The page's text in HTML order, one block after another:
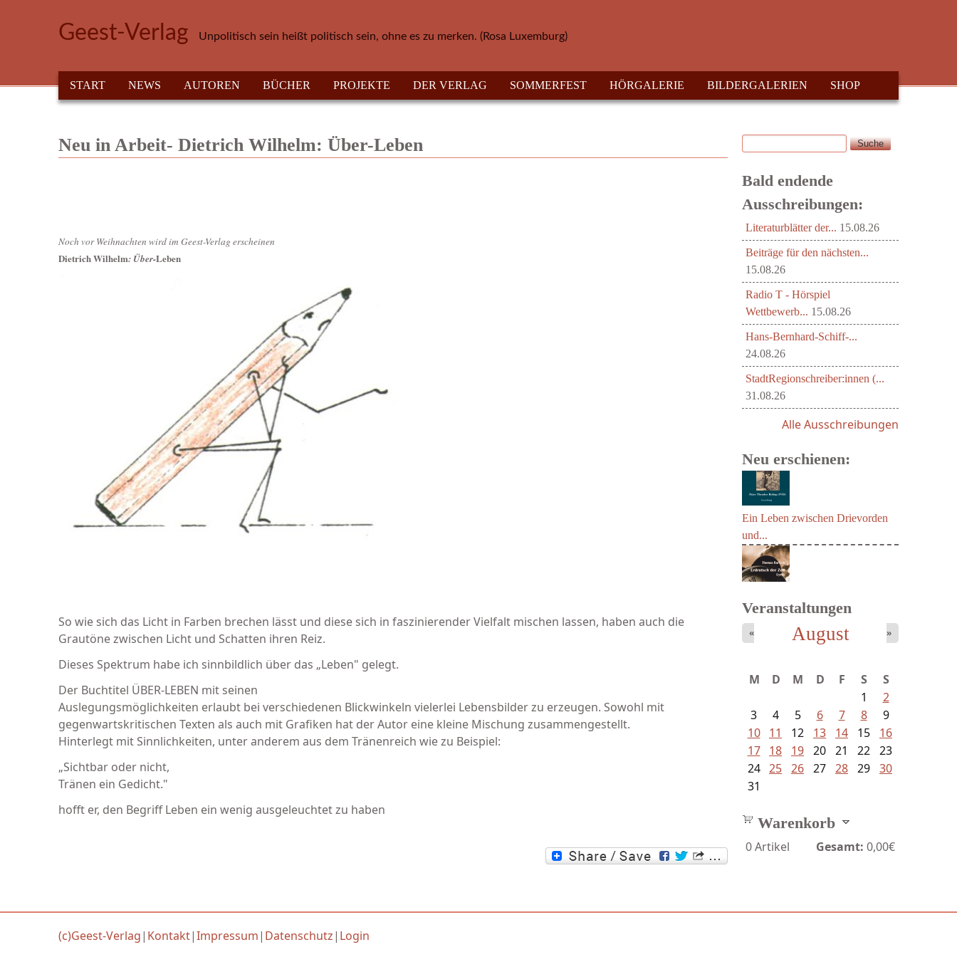
Geest-Verlag Unpolitisch sein heißt politisch sein, ohne es zu merken. (Rosa Luxemburg)
HAUPTMENÜ
START NEWS AUTOREN BÜCHER PROJEKTE DER VERLAG SOMMERFEST HÖRGALERIE BILDERGALERIEN SHOP
Neu in Arbeit- Dietrich Wilhelm: Über-Leben
Noch vor Weihnachten wird im Geest-Verlag erscheinen
Dietrich Wilhelm: Über-Leben
So wie sich das Licht in Farben brechen lässt und diese sich in faszinierender Vielfalt mischen lassen, haben auch die
Grautöne zwischen Licht und Schatten ihren Reiz.
Dieses Spektrum habe ich sinnbildlich über das „Leben" gelegt.
Der Buchtitel ÜBER-LEBEN mit seinen
Auslegungsmöglichkeiten erlaubt bei verschiedenen Blickwinkeln vielerlei Lebensbilder zu erzeugen. Sowohl mit
gegenwartskritischen Texten als auch mit Grafiken hat der Autor eine kleine Mischung zusammengestellt.
Hinterlegt mit Sinnlichkeiten, unter anderem aus dem Tränenreich wie zu Beispiel:
„Sichtbar oder nicht,
Tränen ein Gedicht."
hofft er, den Begriff Leben ein wenig ausgeleuchtet zu haben
Suchformular
Suche
Bald endende
Ausschreibungen:
Literaturblätter der... 15.08.26
Beiträge für den nächsten...
15.08.26
Radio T - Hörspiel
Wettbewerb... 15.08.26
Hans-Bernhard-Schiff-...
24.08.26
StadtRegionschreiber:innen (...
31.08.26
Alle Ausschreibungen
Neu erschienen:
Ein Leben zwischen Drievorden
und...
Veranstaltungen
August
« »
M D M D F S
S
1
2
3
4 5 6 7 8
9
10
11 12 13 14 15
16
17
18 19 20 21 22 23
24 25 26 27 28 29 30
31
Warenkorb
0Artikel Gesamt: 0,00€
(c)Geest-Verlag| Kontakt|Impressum| Datenschutz| Login